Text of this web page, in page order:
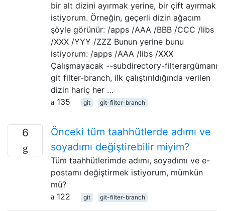
bir alt dizini ayırmak yerine, bir çift ayırmak
istiyorum. Örneğin, geçerli dizin ağacım
şöyle görünür: /apps /AAA /BBB /CCC /libs
/XXX /YYY /ZZZ Bunun yerine bunu
istiyorum: /apps /AAA /libs /XXX
Çalışmayacak --subdirectory-filterargümanı
git filter-branch, ilk çalıştırıldığında verilen
dizin hariç her …
135
git git-filter-branch
6
Önceki tüm taahhütlerde adımı ve
soyadımı değiştirebilir miyim?
Tüm taahhütlerimde adımı, soyadımı ve e-
postamı değiştirmek istiyorum, mümkün
mü?
122
git git-filter-branch